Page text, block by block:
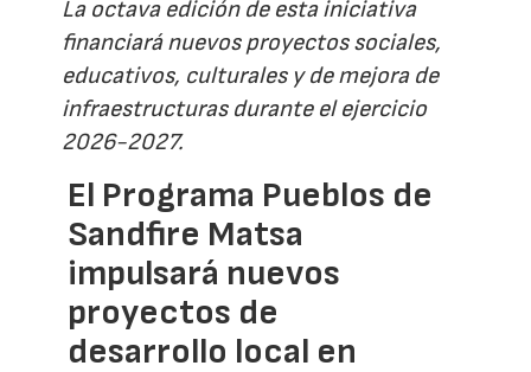
La octava edición de esta iniciativa
financiará nuevos proyectos sociales,
educativos, culturales y de mejora de
infraestructuras durante el ejercicio
2026-2027.
El Programa Pueblos de
Sandfire Matsa
impulsará nuevos
proyectos de
desarrollo local en